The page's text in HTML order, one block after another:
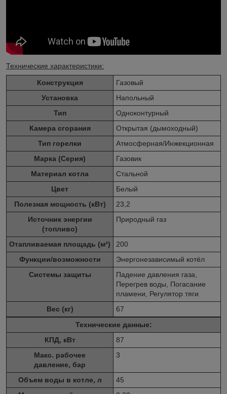
Технические характеристики:
Конструкция
Газовый
Установка
Напольный
Тип
Одноконтурный
Камера сгорания
Открытая (дымоходный)
Тип горелки
Атмосферная/Инжекционная
Марка (Серия)
Газовик
Материал котла
Стальной
Цвет
Белый
Полезная мощность (кВт)
23,2
Источник энергии
(топливо)
Природный газ
Отапливаемая площадь (м²)
200
Функции/возможности
Энергонезависимый котёл
Системы защиты
Падение давления газа,
Перегрев воды, Погасание
пламени, Регулятор тяги
Вес (кг)
67
Технические данные:
КПД, кВт
87
Макс. рабочее
давление, бар
3
Объем воды в котле, л
45